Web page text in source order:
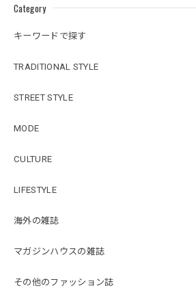
Category
キーワードで探す
TRADITIONAL STYLE
STREET STYLE
MODE
CULTURE
LIFESTYLE
海外の雑誌
マガジンハウスの雑誌
その他のファッション誌